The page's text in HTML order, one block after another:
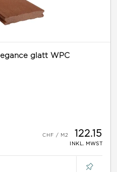
glatt WPC
122.15
INKL. MWST